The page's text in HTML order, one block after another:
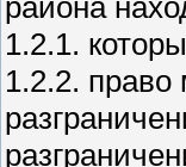
1.2.1.
1.2.2. право